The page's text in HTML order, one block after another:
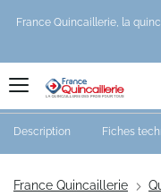
France Quincaillerie, la
France Quincaillerie
Description Fiches